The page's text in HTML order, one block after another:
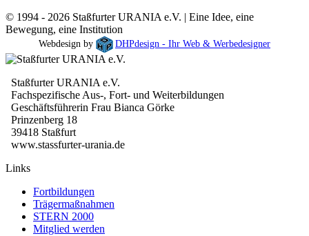
© 1994 - 2026 Staßfurter URANIA e.V. | Eine Idee, eine
Bewegung, eine Institution
Webdesign by DHPdesign - Ihr Web & Werbedesigner
Staßfurter URANIA e.V.
Fachspezifische Aus-, Fort- und Weiterbildungen
Geschäftsführerin Frau Bianca Görke
Prinzenberg 18
39418 Staßfurt
www.stassfurter-urania.de
Links
Fortbildungen
Trägermaßnahmen
STERN 2000
Mitglied werden